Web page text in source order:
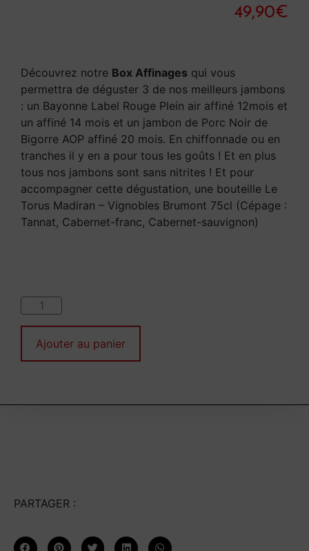
49,90€
Découvrez notre Box Affinages qui vous
permettra de déguster 3 de nos meilleurs jambons
: un Bayonne Label Rouge Plein air affiné 12mois et
un affiné 14 mois et un jambon de Porc Noir de
Bigorre AOP affiné 20 mois. En chiffonnade ou en
tranches il y en a pour tous les goûts ! Et en plus
tous nos jambons sont sans nitrites ! Et pour
accompagner cette dégustation, une bouteille Le
Torus Madiran – Vignobles Brumont 75cl (Cépage :
Tannat, Cabernet-franc, Cabernet-sauvignon)
Ajouter au panier
PARTAGER :